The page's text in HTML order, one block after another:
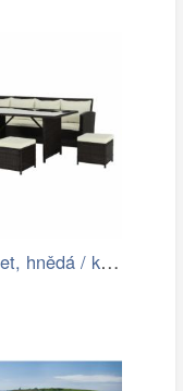
Zahradní set, hnědá / krémová, STARK…